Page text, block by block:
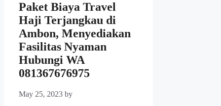
Paket Biaya Travel
Haji Terjangkau di
Ambon, Menyediakan
Fasilitas Nyaman
Hubungi WA
081367676975
May 25, 2023 by